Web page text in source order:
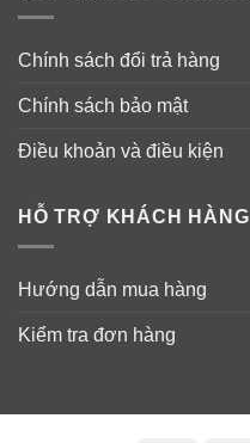
Chính sách đổi trả hàng
Chính sách bảo mật
Điều khoản và điều kiện
HỖ TRỢ KHÁCH HÀNG
Hướng dẫn mua hàng
Kiểm tra đơn hàng